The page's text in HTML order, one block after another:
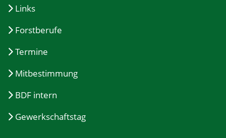
Links
Forstberufe
Termine
Mitbestimmung
BDF intern
Gewerkschaftstag